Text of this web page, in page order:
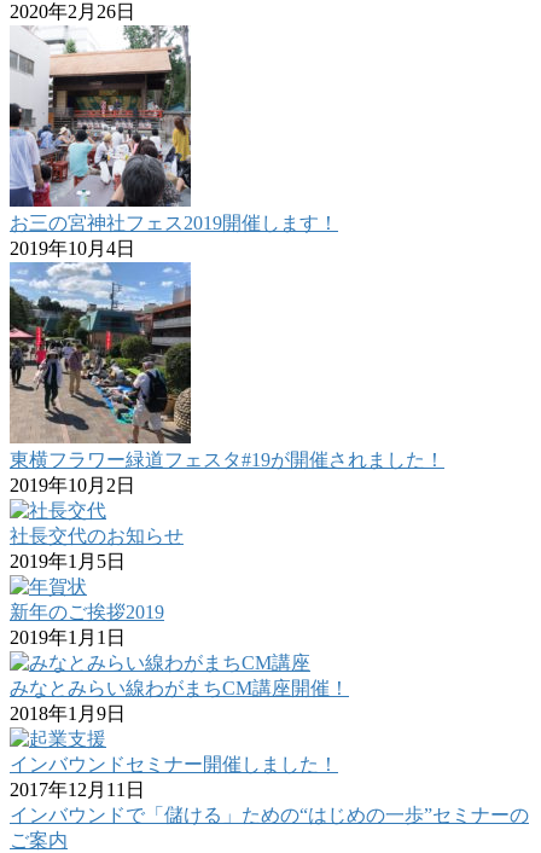
2020年2月26日
お三の宮神社フェス2019開催します！
2019年10月4日
東横フラワー緑道フェスタ#19が開催されました！
2019年10月2日
社長交代のお知らせ
2019年1月5日
新年のご挨拶2019
2019年1月1日
みなとみらい線わがまちCM講座開催！
2018年1月9日
インバウンドセミナー開催しました！
2017年12月11日
インバウンドで「儲ける」ための“はじめの一歩”セミナーの
ご案内